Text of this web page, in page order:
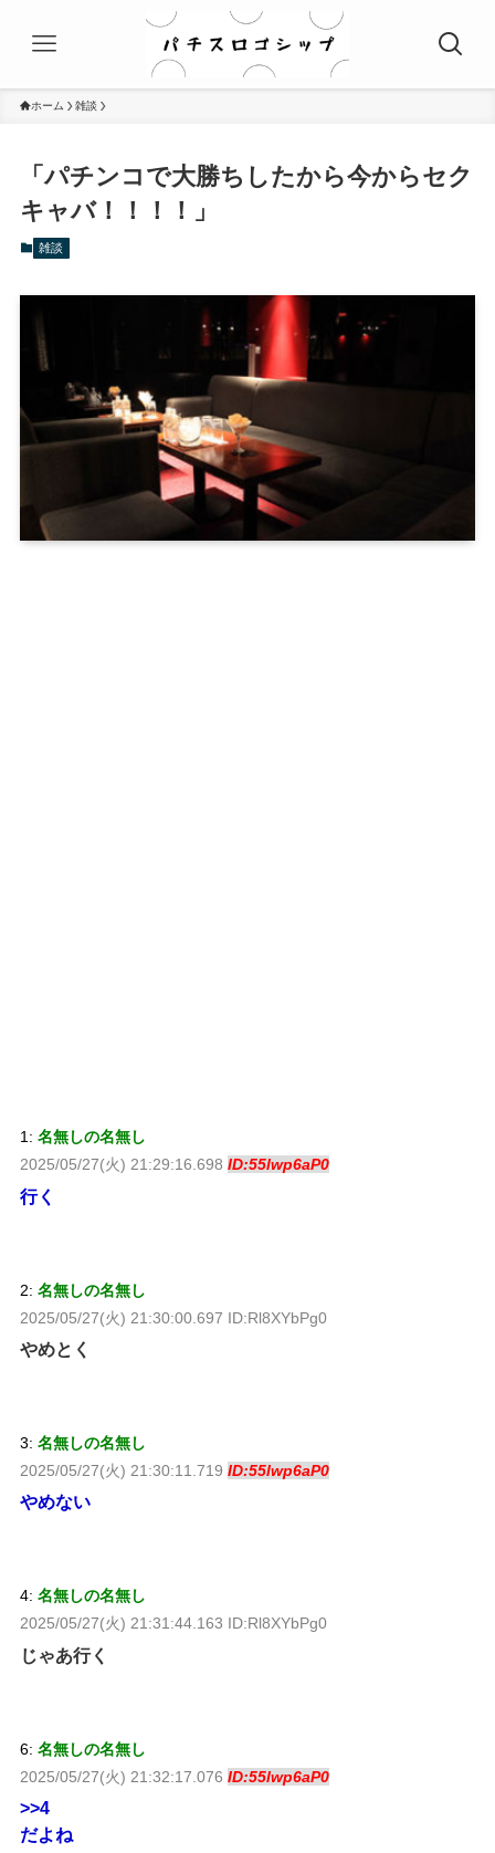
ホーム 雑談
「パチンコで大勝ちしたから今からセク
キャバ！！！！」
雑談
1: 名無しの名無し
2025/05/27(火) 21:29:16.698 ID:55lwp6aP0
行く
2: 名無しの名無し
2025/05/27(火) 21:30:00.697 ID:Rl8XYbPg0
やめとく
3: 名無しの名無し
2025/05/27(火) 21:30:11.719 ID:55lwp6aP0
やめない
4: 名無しの名無し
2025/05/27(火) 21:31:44.163 ID:Rl8XYbPg0
じゃあ行く
6: 名無しの名無し
2025/05/27(火) 21:32:17.076 ID:55lwp6aP0
>>4
だよね